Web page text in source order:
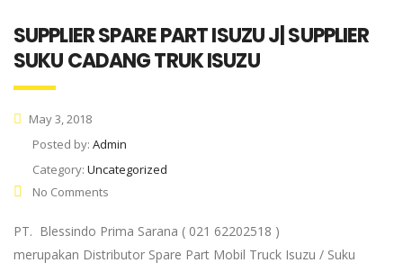
SUPPLIER SPARE PART ISUZU J| SUPPLIER
SUKU CADANG TRUK ISUZU
May 3, 2018
Posted by: Admin
Category: Uncategorized
No Comments
PT. Blessindo Prima Sarana ( 021 62202518 )
merupakan Distributor Spare Part Mobil Truck Isuzu / Suku